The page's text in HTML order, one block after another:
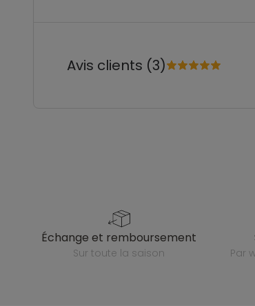
Avis clients (3)
échange et remboursement
sur toute la saison
par whatsapp, e-mail ou